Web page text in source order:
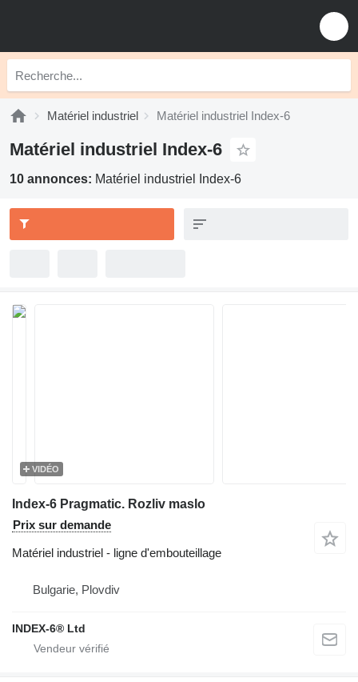
Matériel industriel Matériel industriel Index-6
Matériel industriel Index-6
10 annonces: Matériel industriel Index-6
VIDÉO
Index-6 Pragmatic. Rozliv maslo
Prix sur demande
Matériel industriel - ligne d'embouteillage
Bulgarie, Plovdiv
INDEX-6® Ltd